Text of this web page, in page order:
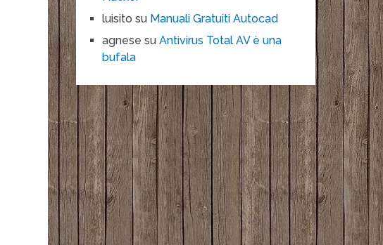
luisito su Manuali Gratuiti Autocad
agnese suAntivirus Total AV è una
bufala